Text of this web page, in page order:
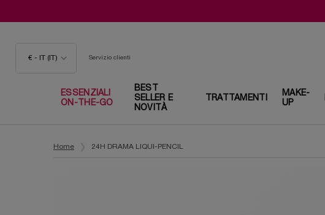
€ - IT (IT) Servizio clienti
ESSENZIALI
ON-THE-GO
BEST
SELLER E
NOVITÀ
TRATTAMENTI
MAKE-
UP
Home 24H DRAMA LIQUI-PENCIL